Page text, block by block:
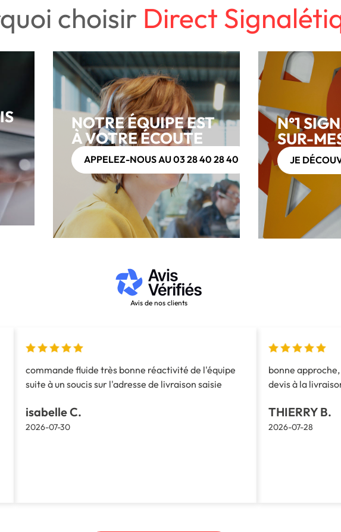
choisir Direct
NOTRE ÉQUIPE EST
À VOTRE ÉCOUTE
APPELEZ-NOUS AU 03 28 40 28 40
N°1
SUR-
JE
Avis de nos clients
commande fluide très bonne réactivité de l'équipe
suite à un soucis sur l'adresse de livraison saisie
isabelle C.
2026-07-30
bonne
devis à la
THIERRY B.
2026-07-28